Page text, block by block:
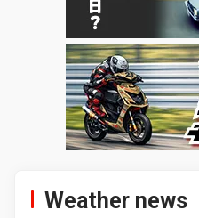
Weather news